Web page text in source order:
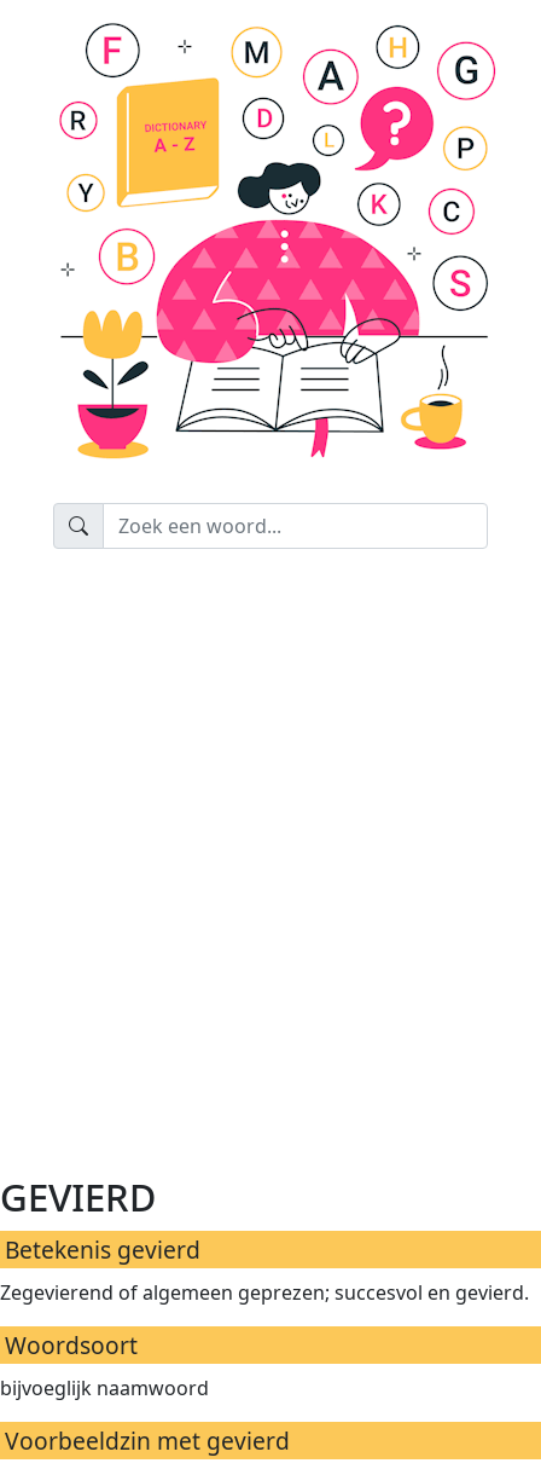
gevierd
Betekenis gevierd
Zegevierend of algemeen geprezen; succesvol en gevierd.
Woordsoort
bijvoeglijk naamwoord
Voorbeeldzin met gevierd